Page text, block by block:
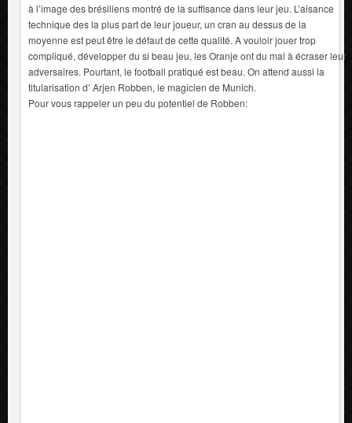
à l’image des brésiliens montré de la suffisance dans leur jeu. L’aisance
technique des la plus part de leur joueur, un cran au dessus de la
moyenne est peut être le défaut de cette qualité. A vouloir jouer trop
compliqué, développer du si beau jeu, les Oranje ont du mal à écraser leur
adversaires. Pourtant, le football pratiqué est beau. On attend aussi la
titularisation d’ Arjen Robben, le magicien de Munich.
Pour vous rappeler un peu du potentiel de Robben: